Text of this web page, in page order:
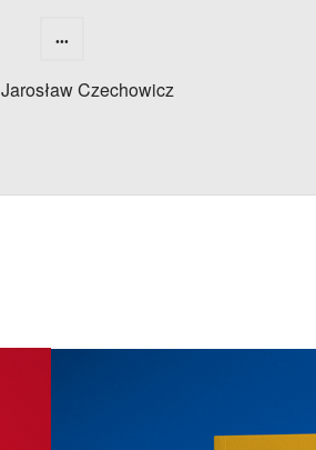
...
Jarosław Czechowicz